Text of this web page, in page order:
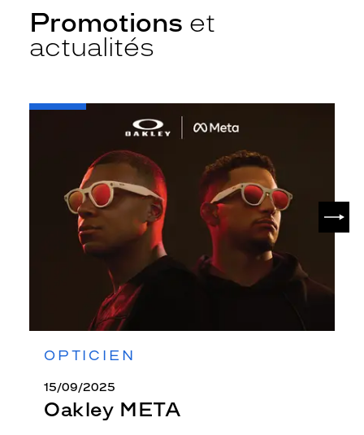
Promotions et
actualités
OPTICIEN
15/09/2025
Oakley META
-